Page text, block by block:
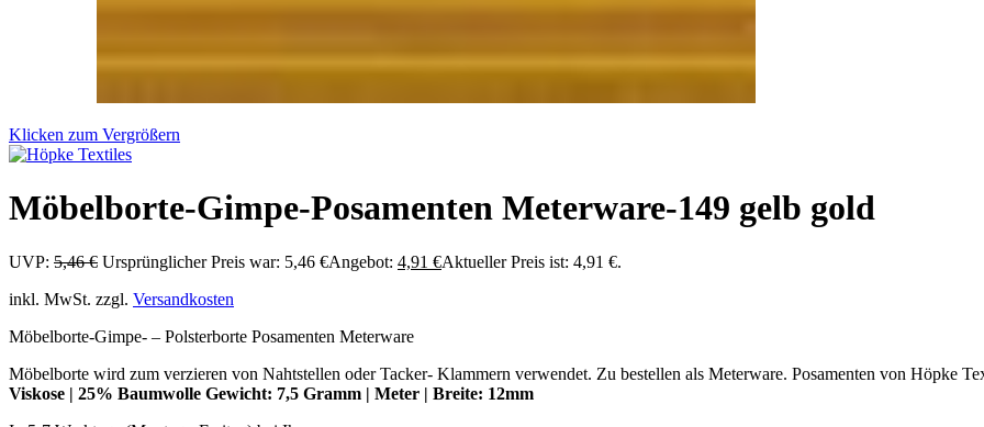
Klicken zum Vergrößern
Möbelborte-Gimpe-Posamenten Meterware-149 gelb gold
UVP: 5,46€ Ursprünglicher Preis war: 5,46 €Angebot: 4,91 €Aktueller Preis ist: 4,91 €.
inkl. MwSt. zzgl. Versandkosten
Möbelborte-Gimpe- – Polsterborte Posamenten Meterware
Möbelborte wird zum verzieren von Nahtstellen oder Tacker- Klammern verwendet. Zu bestellen als Meterware. Posamenten von Höpke
Viskose | 25% Baumwolle Gewicht: 7,5 Gramm | Meter | Breite: 12mm